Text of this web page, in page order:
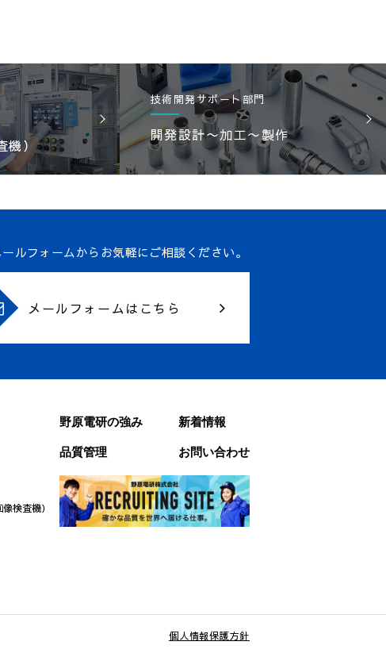
機）
技術開発サポート部門
開発設計〜加工〜製作
ルフォームからお気軽にご相談ください。
メールフォームはこちら
検査機）
野原電研の強み
品質管理
新着情報
お問い合わせ
個人情報保護方針